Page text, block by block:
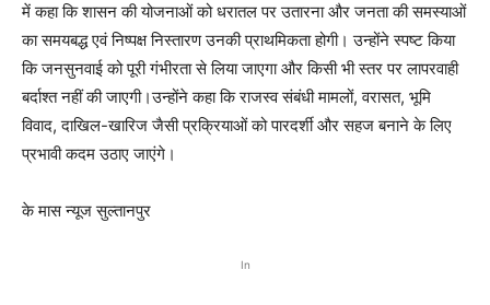
में कहा कि शासन की योजनाओं को धरातल पर उतारना और जनता की समस्याओं
का समयबद्ध एवं निष्पक्ष निस्तारण उनकी प्राथमिकता होगी। उन्होंने स्पष्ट किया
कि जनसुनवाई को पूरी गंभीरता से लिया जाएगा और किसी भी स्तर पर लापरवाही
बर्दाश्त नहीं की जाएगी।उन्होंने कहा कि राजस्व संबंधी मामलों, वरासत, भूमि
विवाद, दाखिल-खारिज जैसी प्रक्रियाओं को पारदर्शी और सहज बनाने के लिए
प्रभावी कदम उठाए जाएंगे।
के मास न्यूज सुल्तानपुर
In